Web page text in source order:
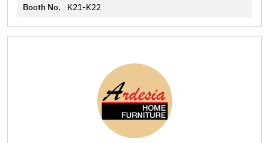
Booth No. K21-K22